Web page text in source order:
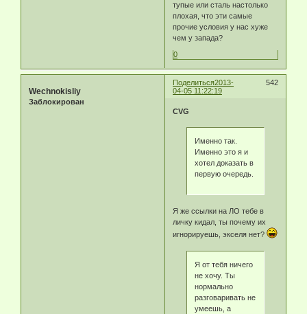
тупые или сталь настолько
плохая, что эти самые
прочие условия у нас хуже
чем у запада?
0
Поделиться 542
2013-
04-05 11:22:19
Wechnokisliy
Заблокирован
CVG
Именно так.
Именно это я и
хотел доказать в
первую очередь.
Я же ссылки на ЛО тебе в
личку кидал, ты почему их
игнорируешь, экселя нет?
Я от тебя ничего
не хочу. Ты
нормально
разговаривать не
умеешь, а